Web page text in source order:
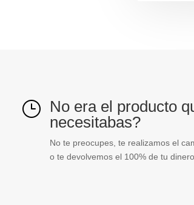
} No era el producto
necesitabas?
No te preocupes, te realizamos el
o te devolvemos el 100% de tu dinero.